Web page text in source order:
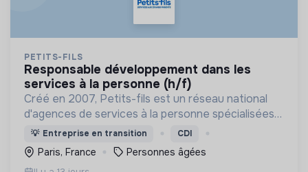
PETITS-FILS
responsable développement dans les
services à la personne (h/f)
Créé en 2007, Petits-fils est un réseau national
d'agences de services à la personne spécialisées
dans l'aide à domicile pour les personnes âgées.
💡 Entreprise en transition CDI
Paris, France Personnes âgées